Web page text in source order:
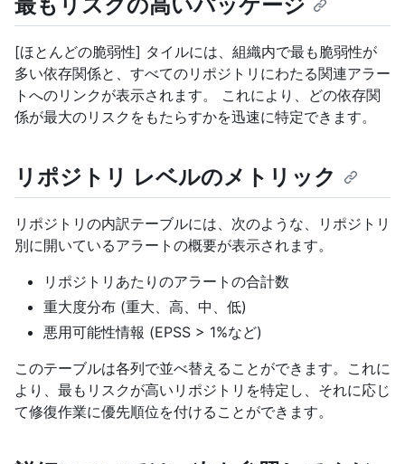
[ほとんどの脆弱性] タイルには、組織内で最も脆弱性が
多い依存関係と、すべてのリポジトリにわたる関連アラー
トへのリンクが表示されます。 これにより、どの依存関
係が最大のリスクをもたらすかを迅速に特定できます。
リポジトリ レベルのメトリック
リポジトリの内訳テーブルには、次のような、リポジトリ
別に開いているアラートの概要が表示されます。
リポジトリあたりのアラートの合計数
重大度分布 (重大、高、中、低)
悪用可能性情報 (EPSS > 1%など)
このテーブルは各列で並べ替えることができます。これに
より、最もリスクが高いリポジトリを特定し、それに応じ
て修復作業に優先順位を付けることができます。